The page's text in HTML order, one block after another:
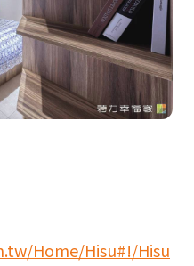
Home/Hisu#!/Hisu